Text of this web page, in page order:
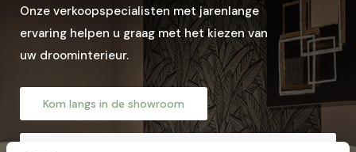
Onze verkoopspecialisten met jarenlange
ervaring helpen u graag met het kiezen van
uw droominterieur.
Kom langs in de showroom